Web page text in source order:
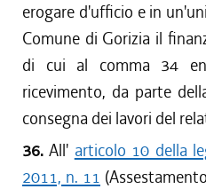
erogare d'ufficio e in
Comune di Gorizia il
di cui al comma 34
ricevimento, da parte
consegna dei lavori del
36.All' articolo 10 della
2011, n. 11